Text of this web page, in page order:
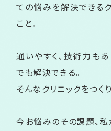
ての悩みを解決できる
こと。
通いやすく、技術力も
でも解決できる。
そんなクリニックをつく
今お悩みのその課題、私